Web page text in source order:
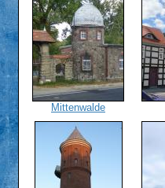
Mittenwalde